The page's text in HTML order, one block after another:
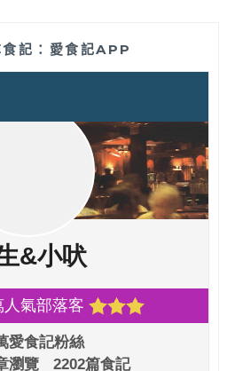
記：愛食記APP